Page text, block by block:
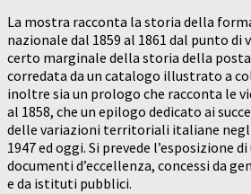
La mostra racconta la storia della
nazionale dal 1859 al 1861 dal punto di
certo marginale della storia della
corredata da un catalogo illustrato a
inoltre sia un prologo che racconta le
al 1858, che un epilogo dedicato ai
delle variazioni territoriali italiane negli
1947 ed oggi. Si prevede l’esposizione
documenti d’eccellenza, concessi da
e da istituti pubblici.